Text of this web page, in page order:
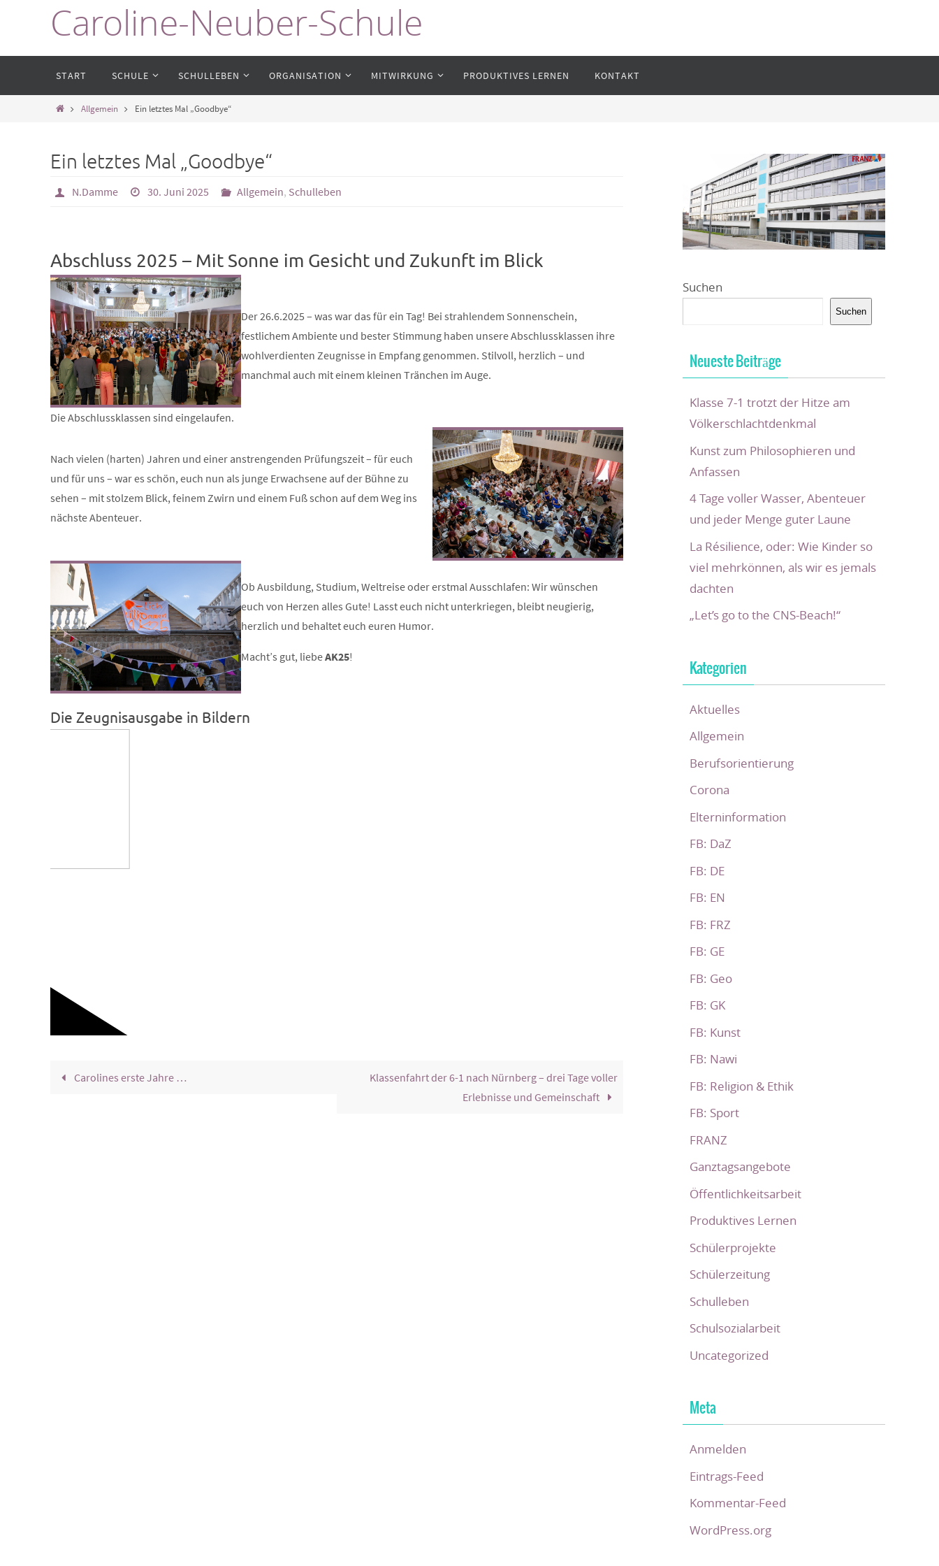
Caroline-Neuber-Schule
springen
START SCHULE SCHULLEBEN ORGANISATION MITWIRKUNG PRODUKTIVES LERNEN KONTAKT
StartAllgemein Ein letztes Mal „Goodbye“
Ein letztes Mal „Goodbye“
N.Damme 30. Juni 2025 Allgemein, Schulleben
Abschluss 2025 – Mit Sonne im Gesicht und Zukunft im Blick
Die Abschlussklassen sind eingelaufen.
Der 26.6.2025 – was war das für ein Tag! Bei strahlendem Sonnenschein,
festlichem Ambiente und bester Stimmung haben unsere Abschlussklassen ihre
wohlverdienten Zeugnisse in Empfang genommen. Stilvoll, herzlich – und
manchmal auch mit einem kleinen Tränchen im Auge.
Nach vielen (harten) Jahren und einer anstrengenden Prüfungszeit – für euch
und für uns – war es schön, euch nun als junge Erwachsene auf der Bühne zu
sehen – mit stolzem Blick, feinem Zwirn und einem Fuß schon auf dem Weg ins
nächste Abenteuer.
Ob Ausbildung, Studium, Weltreise oder erstmal Ausschlafen: Wir wünschen
euch von Herzen alles Gute! Lasst euch nicht unterkriegen, bleibt neugierig,
herzlich und behaltet euch euren Humor.
Macht’s gut, liebeAK25!
Die Zeugnisausgabe in Bildern
Carolines erste Jahre …
Klassenfahrt der 6-1 nach Nürnberg – drei Tage voller
Erlebnisse und Gemeinschaft
Suchen
Suchen
Neueste Beiträge
Klasse 7-1 trotzt der Hitze am
Völkerschlachtdenkmal
Kunst zum Philosophieren und
Anfassen
4 Tage voller Wasser, Abenteuer
und jeder Menge guter Laune
La Résilience, oder: Wie Kinder so
viel mehrkönnen, als wir es jemals
dachten
„Let’s go to the CNS-Beach!“
Kategorien
Aktuelles
Allgemein
Berufsorientierung
Corona
Elterninformation
FB: DaZ
FB: DE
FB: EN
FB: FRZ
FB: GE
FB: Geo
FB: GK
FB: Kunst
FB: Nawi
FB: Religion & Ethik
FB: Sport
FRANZ
Ganztagsangebote
Öffentlichkeitsarbeit
Produktives Lernen
Schülerprojekte
Schülerzeitung
Schulleben
Schulsozialarbeit
Uncategorized
Meta
Anmelden
Eintrags-Feed
Kommentar-Feed
WordPress.org